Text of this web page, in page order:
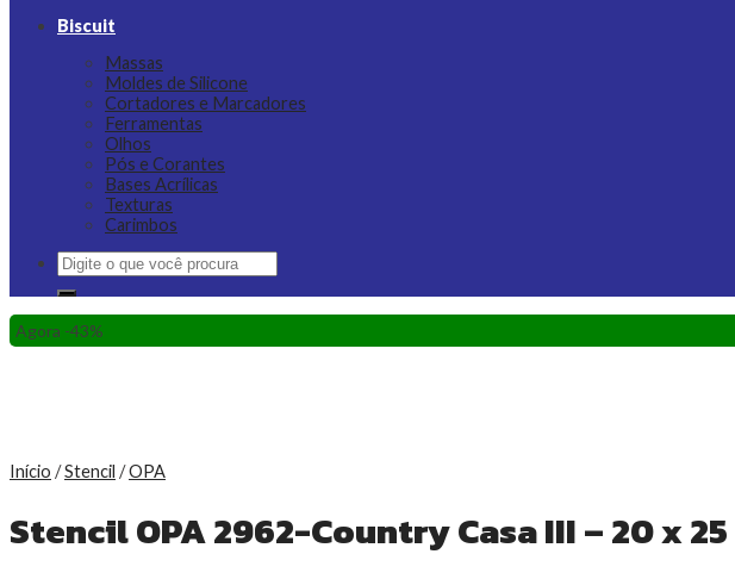
Biscuit
Massas
Moldes de Silicone
Cortadores e Marcadores
Ferramentas
Olhos
Pós e Corantes
Bases Acrílicas
Texturas
Carimbos
Pesquisar
por:
Agora -43%
Início /Stencil /OPA
Stencil OPA 2962-Country Casa III – 20 x 25